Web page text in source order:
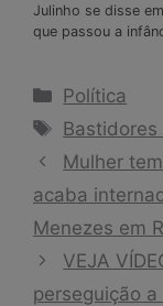
Julinho se disse
que passou a
Categorias
Política
Tags
Mulher
acaba
Menezes em
VEJA
perseguição